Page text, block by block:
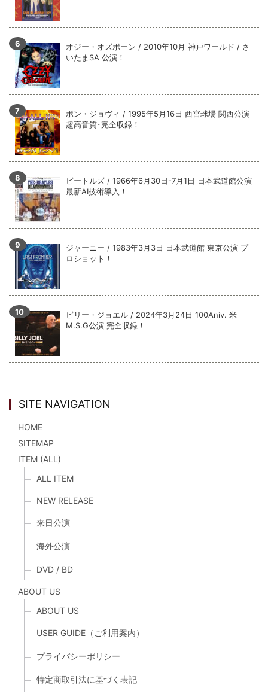
オジー・オズボーン / 2010年10月 神戸ワールド / さ
いたまSA 公演！
ボン・ジョヴィ / 1995年5月16日 西宮球場 関西公演
超高音質･完全収録！
ビートルズ / 1966年6月30日-7月1日 日本武道館公演
最新AI技術導入！
ジャーニー / 1983年3月3日 日本武道館 東京公演 プ
ロショット！
ビリー・ジョエル / 2024年3月24日 100Aniv. 米
M.S.G公演 完全収録！
SITE NAVIGATION
HOME
SITEMAP
ITEM (ALL)
ALL ITEM
NEW RELEASE
来日公演
海外公演
DVD / BD
ABOUT US
ABOUT US
USER GUIDE（ご利用案内）
プライバシーポリシー
特定商取引法に基づく表記